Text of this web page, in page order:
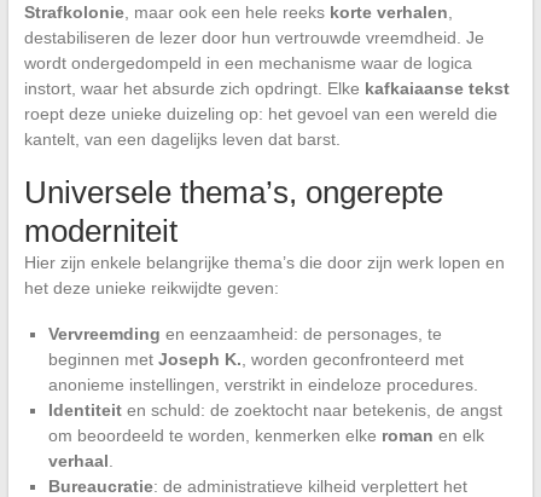
Strafkolonie, maar ook een hele reeks korte verhalen
destabiliseren de lezer door hun vertrouwde vreemdheid. Je
wordt ondergedompeld in een mechanisme waar de logica
instort, waar het absurde zich opdringt. Elke kafkaiaanse tekst
roept deze unieke duizeling op: het gevoel van een wereld die
kantelt, van een dagelijks leven dat barst.
Universele thema’s, ongerepte
moderniteit
Hier zijn enkele belangrijke thema’s die door zijn werk lopen en
het deze unieke reikwijdte geven:
Vervreemding en eenzaamheid: de personages, te
beginnen met Joseph K. , worden geconfronteerd met
anonieme instellingen, verstrikt in eindeloze procedures.
Identiteiten schuld: de zoektocht naar betekenis, de angst
om beoordeeld te worden, kenmerken elke roman en elk
verhaal
Bureaucratie: de administratieve kilheid verplettert het